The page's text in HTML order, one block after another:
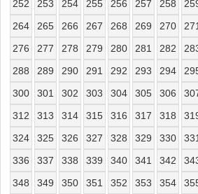
252
253 254 255 256 257 258
264
265 266 267 268 269 270
276
277 278 279 280 281 282
288
289 290 291 292 293 294
300
301 302 303 304 305 306
312
313 314 315 316 317 318
324
325 326 327 328 329 330
336
337 338 339 340 341 342
348
349 350 351 352 353 354